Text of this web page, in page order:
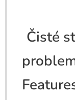
Čisté